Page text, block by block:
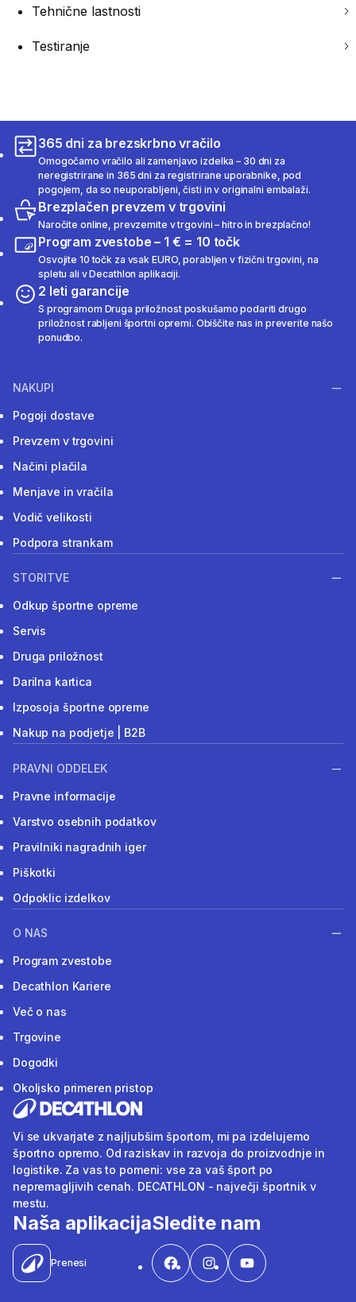
Tehnične lastnosti
Testiranje
365 dni za brezskrbno vračilo
Omogočamo vračilo ali zamenjavo izdelka – 30 dni za
neregistrirane in 365 dni za registrirane uporabnike, pod
pogojem, da so neuporabljeni, čisti in v originalni embalaži.
Brezplačen prevzem v trgovini
Naročite online, prevzemite v trgovini – hitro in brezplačno!
Program zvestobe – 1 € = 10 točk
Osvojite 10 točk za vsak EURO, porabljen v fizični trgovini, na
spletu ali v Decathlon aplikaciji.
2 leti garancije
S programom Druga priložnost poskušamo podariti drugo
priložnost rabljeni športni opremi. Obiščite nas in preverite našo
ponudbo.
NAKUPI
Pogoji dostave
Prevzem v trgovini
Načini plačila
Menjave in vračila
Vodič velikosti
Podpora strankam
STORITVE
Odkup športne opreme
Servis
Druga priložnost
Darilna kartica
Izposoja športne opreme
Nakup na podjetje | B2B
PRAVNI ODDELEK
Pravne informacije
Varstvo osebnih podatkov
Pravilniki nagradnih iger
Piškotki
Odpoklic izdelkov
O NAS
Program zvestobe
Decathlon Kariere
Več o nas
Trgovine
Dogodki
Okoljsko primeren pristop
Vi se ukvarjate z najljubšim športom, mi pa izdelujemo
športno opremo. Od raziskav in razvoja do proizvodnje in
logistike. Za vas to pomeni: vse za vaš šport po
nepremagljivih cenah. DECATHLON - največji športnik v
mestu.
Naša aplikacija
Prenesi
Sledite nam